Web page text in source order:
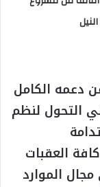
دعمه الكامل
التحول لنظم
العقبات
الموارد